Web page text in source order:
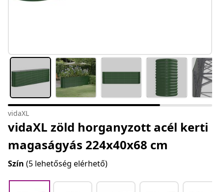
vidaXL
vidaXL zöld horganyzott acél kerti
magaságyás 224x40x68 cm
Szín (5 lehetőség elérhető)